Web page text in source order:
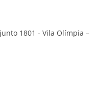
1801 - Vila Olímpia –